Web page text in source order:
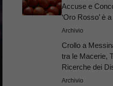
Accuse e
‘Oro Rosso’ è
Archivio
Crollo a
tra le Macerie,
Ricerche dei
Archivio